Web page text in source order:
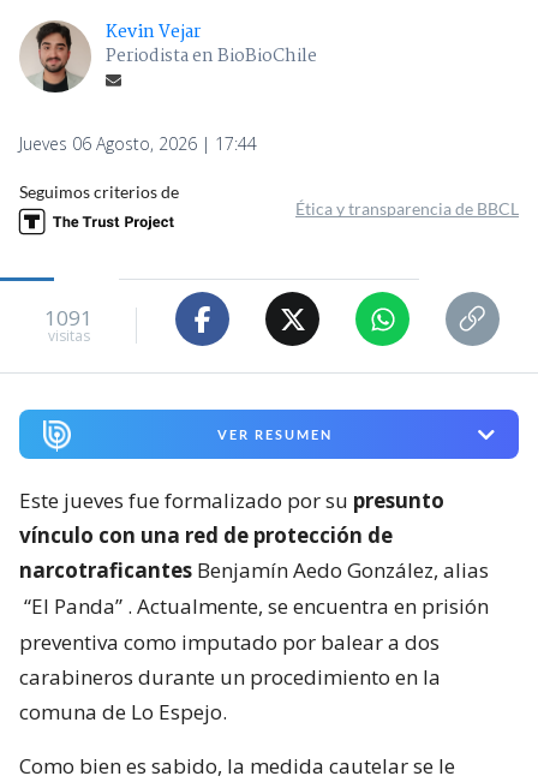
Kevin Vejar
Periodista en BioBioChile
Jueves 06 Agosto, 2026 | 17:44
Seguimos criterios de
Ética y transparencia de BBCL
1091
visitas
VER RESUMEN
Este jueves fue formalizado por su presunto
vínculo con una red de protección de
narcotraficantes Benjamín Aedo González, alias
“El Panda” . Actualmente, se encuentra en prisión
preventiva como imputado por balear a dos
carabineros durante un procedimiento en la
comuna de Lo Espejo.
Como bien es sabido, la medida cautelar se le